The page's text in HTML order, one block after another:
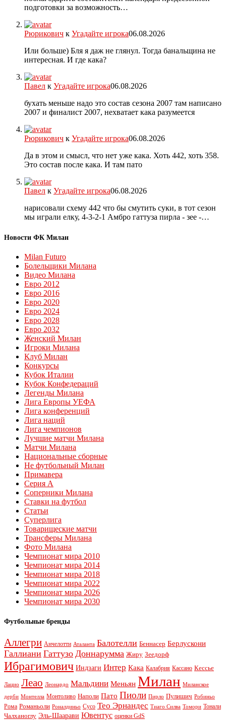
подготовки за возможность…
Рюрикович к Угадайте игрока06.08.2026
Или больше) Бля я даж не глянул. Тогда банальщина не
интересная. И где кака?
Павел к Угадайте игрока06.08.2026
бухать меньше надо это состав сезона 2007 там написано
2007 и финалист 2007, нехватает кака разумеется
Рюрикович к Угадайте игрока06.08.2026
Да в этом и смысл, что нет уже кака. Хоть 442, хоть 358.
Это состав после кака. И там пато
Павел к Угадайте игрока06.08.2026
нарисовали схему 442 что бы смутить суки, в тот сезон
мы играли елку, 4-3-2-1 Амбро гаттуза пирла - зее -…
Новости ФК Милан
Milan Futuro
Болельщики Милана
Видео Милана
Евро 2012
Евро 2016
Евро 2020
Евро 2024
Евро 2028
Евро 2032
Женский Милан
Игроки Милана
Клуб Милан
Конкурсы
Кубок Италии
Кубок Конфедераций
Легенды Милана
Лига Европы УЕФА
Лига конференций
Лига наций
Лига чемпионов
Лучшие матчи Милана
Матчи Милана
Национальные сборные
Не футбольный Милан
Примавера
Серия А
Соперники Милана
Ставки на футбол
Статьи
Суперлига
Товарищеские матчи
Трансферы Милана
Фото Милана
Чемпионат мира 2010
Чемпионат мира 2014
Чемпионат мира 2018
Чемпионат мира 2022
Чемпионат мира 2026
Чемпионат мира 2030
Футбольные бренды
Аллегри Анчелотти Аталанта Балотелли Беннасер Берлускони
Галлиани Гаттузо Доннарумма Жиру Зеедорф
Ибрагимович Индзаги Интер Кака Калабрия Кассано Кессье
Лацио Леао Леонардо Мальдини Меньян Милан Миланское
дерби Монтелла Монтоливо Наполи Пато Пиоли Пирло Пулишич Робиньо
Рома Романьоли Роналдиньо Сусо Тео Эрнандес Тиаго Силва Томори Тонали
Чалханоглу Эль-Шаарави Ювентус оценки GdS